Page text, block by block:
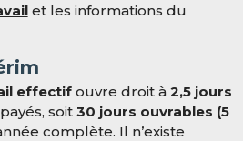
et les informations du
effectifouvre droit à 2,5 jours
soit 30 jours ouvrables (5
complète. Il n’existe